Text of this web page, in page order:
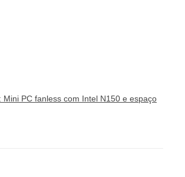
Mini PC fanless com Intel N150 e espaço